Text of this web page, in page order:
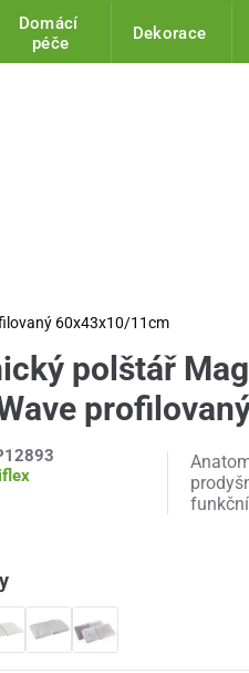
Domácí
péče
Dekorace
60x43x10/11cm
polštář